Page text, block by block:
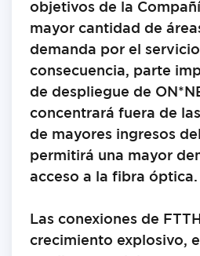
objetivos de la
mayor cantidad de
demanda por el
consecuencia, parte
de despliegue de
concentrará fuera de
de mayores ingresos
permitirá una mayor
acceso a la fibra óptica.
Las conexiones de
crecimiento explosivo,